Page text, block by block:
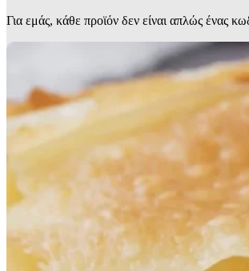
Για εμάς, κάθε προϊόν δεν είναι απλώς ένας